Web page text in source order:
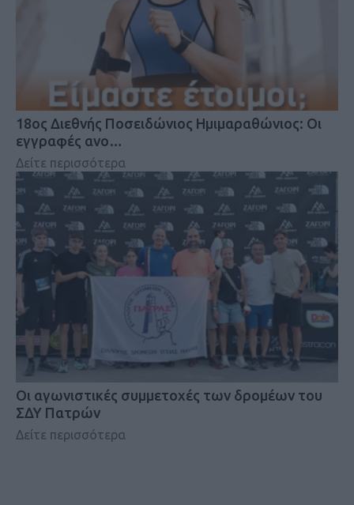
18oς Διεθνής Ποσειδώνιος Ημιμαραθώνιος: Οι
εγγραφές ανο…
Δείτε περισσότερα
Οι αγωνιστικές συμμετοχές των δρομέων του
ΣΔΥ Πατρών
Δείτε περισσότερα